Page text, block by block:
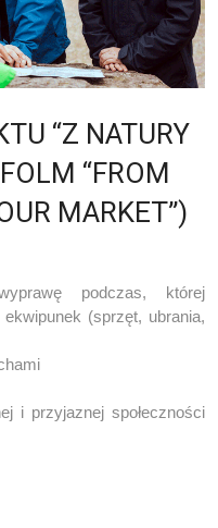
“Z NATURY
“FROM
MARKET”)
podczas, której
(sprzęt, ubrania,
i przyjaznej społeczności